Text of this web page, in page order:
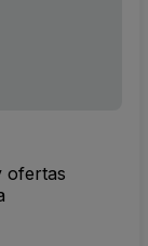
ofertas